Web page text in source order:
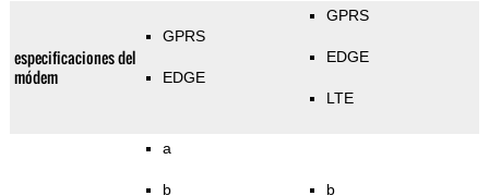
especificaciones del
módem
GPRS
EDGE
GPRS
EDGE
LTE
a
b b